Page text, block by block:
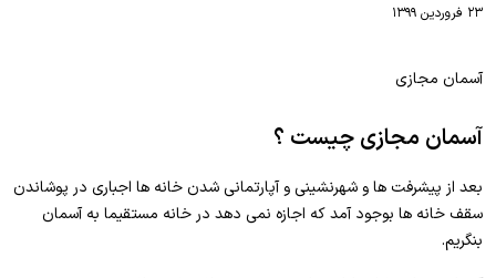
۲۳ فروردین ۱۳۹۹
آسمان مجازی
آسمان مجازی چیست ؟
بعد از پیشرفت ها و شهرنشینی و آپارتمانی شدن خانه ها اجباری در پوشاندن
سقف خانه ها بوجود آمد که اجازه نمی دهد در خانه مستقیما به آسمان
بنگریم.